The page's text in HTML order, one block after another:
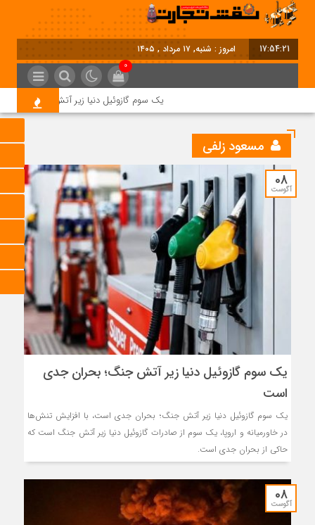
17:54:22 امروز : شنبه, ۱۷ مرداد , ۱۴۰۵
0
یک سوم گازوئیل دنیا زیر آتش جنگ؛ بحران
مسعود زلفی
08
آگوست
یک سوم گازوئیل دنیا زیر آتش جنگ؛ بحران جدی
است
یک سوم گازوئیل دنیا زیر آتش جنگ؛ بحران جدی است، با افزایش تنش‌ها
در خاورمیانه و اروپا، یک سوم از صادرات گازوئیل دنیا زیر آتش جنگ است که
حاکی از بحران جدی است.
08
آگوست